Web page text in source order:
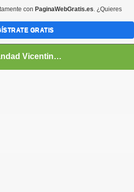
Hermandad Vicentina - San Vicente de Paul
con PaginaWebGratis.es. ¿Quieres
GRATIS